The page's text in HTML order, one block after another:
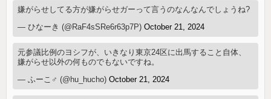
嫌がらせしてる方が嫌がらせガーって言うのなんなんでしょうね?
— ひなーき (@RaF4sSRe6r63p7P)October 21, 2024
元参議比例のヨシフが、いきなり東京24区に出馬すること自体、
嫌がらせ以外の何ものでもないですね。
— ふーこ♂ (@hu_hucho)October 21, 2024